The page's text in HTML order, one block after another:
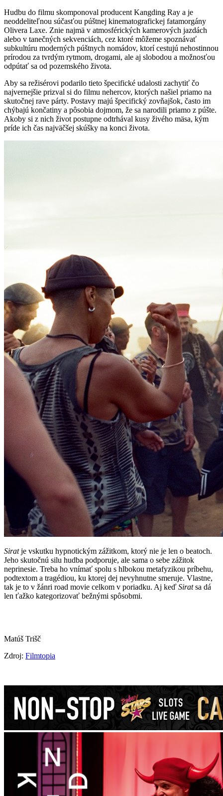
Hudbu do filmu skomponoval producent Kangding Ray a je
neoddeliteľnou súčasťou púštnej kinematografickej fatamorgány
Olivera Laxe. Znie najmä v atmosférických kamerových jazdách
alebo v tanečných sekvenciách, cez ktoré môžeme spoznávať
subkultúru moderných púštnych nomádov, ktorí cestujú nehostinnou
prírodou za tvrdým rytmom, drogami, ale aj slobodou a možnosťou
odpútať sa od pozemského života.
Aby sa režisérovi podarilo tieto špecifické udalosti zachytiť čo
najvernejšie prizval si do filmu nehercov, ktorých našiel priamo na
skutočnej rave párty. Postavy majú špecifický zovňajšok, často im
chýbajú končatiny a pôsobia dojmom, že sa narodili priamo z púšte.
Akoby si z nich život postupne odtrhával kusy živého mäsa, kým
príde ich čas najväčšej skúšky na konci života.
Siratje vskutku hypnotickým zážitkom, ktorý nie je len o beatoch.
Jeho skutočnú silu hudba podporuje, ale sama o sebe zážitok
neprinesie. Treba ho vnímať spolu s hlbokou metafyzikou príbehu,
podtextom a tragédiou, ku ktorej dej nevyhnutne smeruje. Vlastne,
tak je to v žánri road movie celkom v poriadku. Aj keď Siratsa dá
len ťažko kategorizovať bežnými spôsobmi.
Matúš Trišč
Zdroj: Filmtopia